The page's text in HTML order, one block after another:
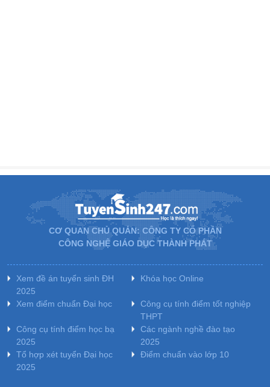
CƠ QUAN CHỦ QUẢN: CÔNG TY CỔ PHẦN
CÔNG NGHỆ GIÁO DỤC THÀNH PHÁT
Xem đề án tuyển sinh ĐH
2025
Khóa học Online
Xem điểm chuẩn Đại học
Công cụ tính điểm tốt nghiệp
THPT
Công cụ tính điểm học bạ
2025
Các ngành nghề đào tạo
2025
Tổ hợp xét tuyển Đại học
2025
Điểm chuẩn vào lớp 10